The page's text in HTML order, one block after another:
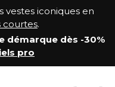
vestes iconiques en
courtes.
démarque dès -30%
pro